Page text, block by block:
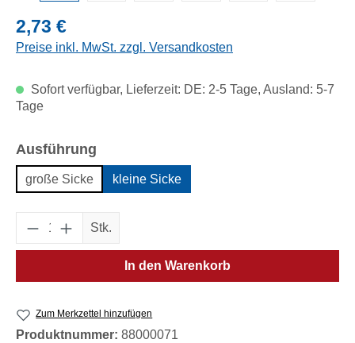
Regulärer Preis:
2,73 €
Preise inkl. MwSt. zzgl. Versandkosten
Sofort verfügbar, Lieferzeit: DE: 2-5 Tage, Ausland: 5-7
Tage
Ausführung
große Sicke kleine Sicke
Produkt Anzahl: Gib den gewünschten
Stk.
In den Warenkorb
Zum Merkzettel hinzufügen
Produktnummer: 88000071